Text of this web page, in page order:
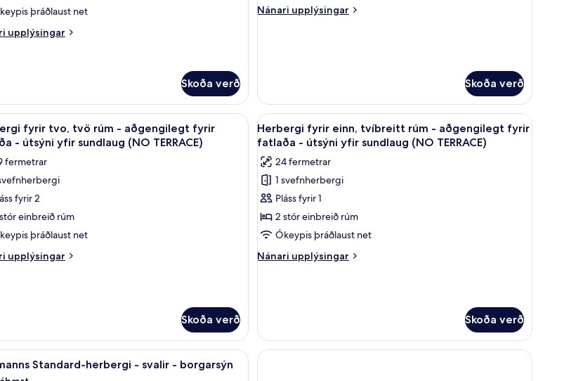
þráðlaust net
upplýsingar
Skoða verð
svalir
Nánari upplýsingar
Nánari
-
svalir
-
borgarsýn
Skoða verð
skrifborð, vinnuaðstaða fyrir fartölvur, myrkratjöld/-gardínur
Míníbar, skrifborð, vinnuaðstaða fyrir fartölvur, myrkratjöld/-gardínur
fyrir tvo, tvö rúm - aðgengilegt fyrir
- útsýni yfir sundlaug (NO TERRACE)
fermetrar
fyrir 2
einbreið rúm
þráðlaust net
upplýsingar
Skoða verð
Skoða
allar
myndir
fyrir
Herbergi
fyrir
einn,
tvíbreitt
rúm
-
-
útsýni
yfir
Míníbar, skrifborð, vinnuaðstaða fyrir
10
Herbergi fyrir einn, tvíbreitt rúm - aðgengilegt fyrir
fatlaða - útsýni yfir sundlaug (NO TERRACE)
24 fermetrar
1 svefnherbergi
Pláss fyrir 1
2 stór einbreið rúm
Ókeypis þráðlaust net
Nánari upplýsingar
Nánari
tvíbreitt
rúm
-
Skoða verð
myrkratjöld/-gardínur Míníbar, skrifborð, vinnuaðstaða fyrir fartölvur, myrkratjöld/-gardínur
Standard-herbergi - svalir - borgarsýn